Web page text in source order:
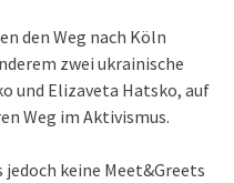
den Weg nach Köln
zwei ukrainische
und Elizaveta Hatsko, auf
Weg im Aktivismus.
keine Meet&Greets